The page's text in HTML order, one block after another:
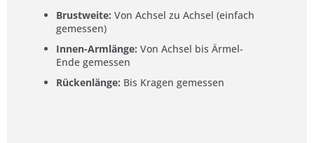
Brustweite: Von Achsel zu Achsel (einfach
gemessen)
Innen-Armlänge: Von Achsel bis Ärmel-
Ende gemessen
Rückenlänge: Bis Kragen gemessen